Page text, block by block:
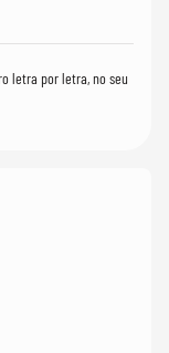
letra por letra, no seu